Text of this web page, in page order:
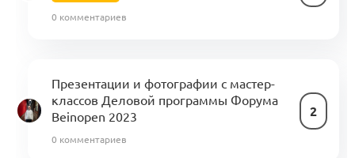
0 комментариев
Презентации и фотографии с мастер-
классов Деловой программы Форума
Beinopen 2023
2
0 комментариев